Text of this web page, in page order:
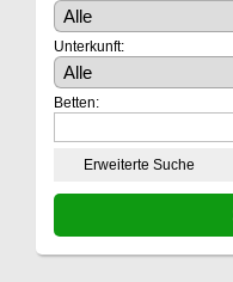
Unterkunft:
Betten:
Erweiterte Suche